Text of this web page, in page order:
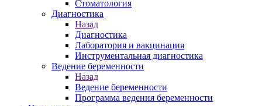
Стоматология
Диагностика
Назад
Диагностика
Лаборатория и вакцинация
Инструментальная диагностика
Ведение беременности
Назад
Ведение беременности
Программа ведения беременности